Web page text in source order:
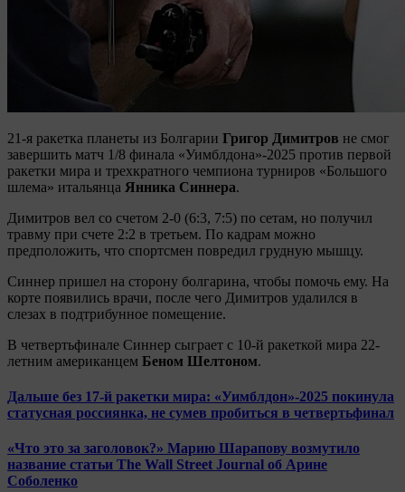
21-я ракетка планеты из Болгарии Григор Димитров не смог
завершить матч 1/8 финала «Уимблдона»-2025 против первой
ракетки мира и трехкратного чемпиона турниров «Большого
шлема» итальянца Янника Синнера.
Димитров вел со счетом 2-0 (6:3, 7:5) по сетам, но получил
травму при счете 2:2 в третьем. По кадрам можно
предположить, что спортсмен повредил грудную мышцу.
Синнер пришел на сторону болгарина, чтобы помочь ему. На
корте появились врачи, после чего Димитров удалился в
слезах в подтрибунное помещение.
В четвертьфинале Синнер сыграет с 10-й ракеткой мира 22-
летним американцем Беном Шелтоном.
Дальше без 17-й ракетки мира: «Уимблдон»-2025 покинула
статусная россиянка, не сумев пробиться в четвертьфинал
«Что это за заголовок?» Марию Шарапову возмутило
название статьи The Wall Street Journal об Арине
Соболенко